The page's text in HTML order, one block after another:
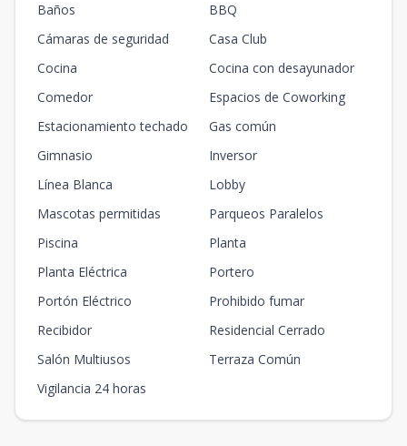
Baños
BBQ
Cámaras de seguridad
Casa Club
Cocina
Cocina con desayunador
Comedor
Espacios de Coworking
Estacionamiento techado
Gas común
Gimnasio
Inversor
Línea Blanca
Lobby
Mascotas permitidas
Parqueos Paralelos
Piscina
Planta
Planta Eléctrica
Portero
Portón Eléctrico
Prohibido fumar
Recibidor
Residencial Cerrado
Salón Multiusos
Terraza Común
Vigilancia 24 horas